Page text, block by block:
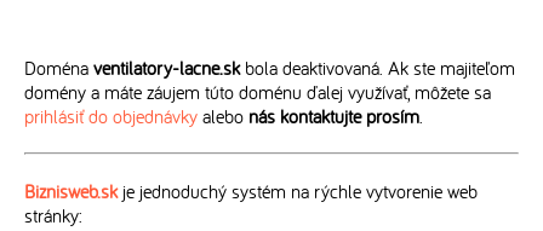
Doména ventilatory-lacne.skbola deaktivovaná. Ak ste majiteľom
domény a máte záujem túto doménu ďalej využívať, môžete sa
prihlásiť do objednávky alebo nás kontaktujte prosím.
Biznisweb.skje jednoduchý systém na rýchle vytvorenie web
stránky: